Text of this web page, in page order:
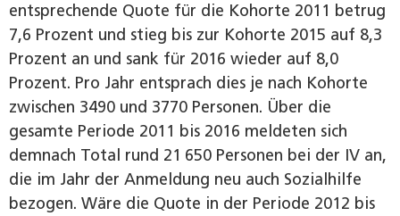
entsprechende Quote für die Kohorte 2011 betrug
7,6 Prozent und stieg bis zur Kohorte 2015 auf 8,3
Prozent an und sank für 2016 wieder auf 8,0
Prozent. Pro Jahr entsprach dies je nach Kohorte
zwischen 3490 und 3770 Personen. Über die
gesamte Periode 2011 bis 2016 meldeten sich
demnach Total rund 21 650 Personen bei der IV an,
die im Jahr der Anmeldung neu auch Sozialhilfe
bezogen. Wäre die Quote in der Periode 2012 bis